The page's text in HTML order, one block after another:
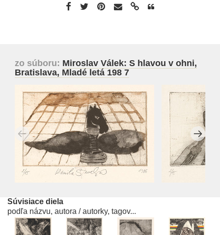
zo súboru: Miroslav Válek: S hlavou v ohni,
Bratislava, Mladé letá 198 7
Súvisiace diela
podľa názvu, autora / autorky, tagov...